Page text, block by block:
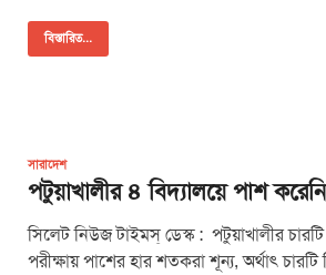
বিস্তারিত...
সারাদেশ
পটুয়াখালীর ৪‌ বিদ্যালয়ে পাশ
সিলেট নিউজ টাইমস্ ডেস্ক : পটুয়াখালীর
পরীক্ষায় পাশের হার শতকরা শূন্য, অর্থাৎ